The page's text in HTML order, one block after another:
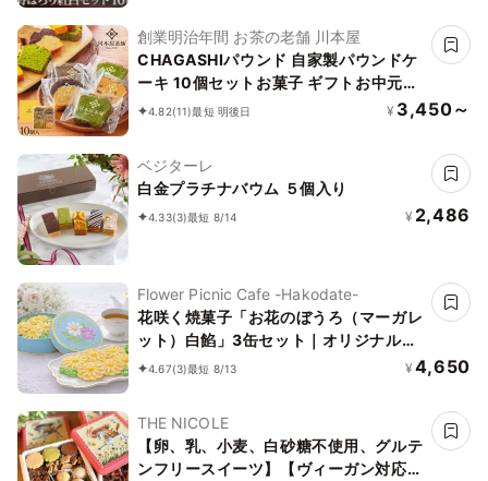
創業明治年間 お茶の老舗 川本屋
CHAGASHIパウンド 自家製パウンドケ
ーキ 10個セットお菓子 ギフトお中元
2026
4.82(11)最短 明後日 ¥ 3,450～
ベジターレ
白金プラチナバウム ５個入り
4.33(3)最短 8/14 ¥ 2,486
Flower Picnic Cafe -Hakodate-
花咲く焼菓子「お花のぼうろ（マーガレ
ット）白餡」3缶セット｜オリジナル紙
袋を3枚
4.67(3)最短 8/13 ¥ 4,650
THE NICOLE
【卵、乳、小麦、白砂糖不使用、グルテ
ンフリースイーツ】【ヴィーガン対応】